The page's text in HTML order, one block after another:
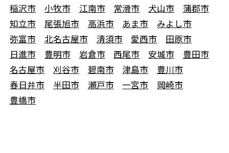
稲沢市
小牧市 江南市 常滑市 犬山市
蒲郡市
知立市
尾張旭市 高浜市 あま市
みよし市
弥富市
北名古屋市 清須市 愛西市
田原市
日進市
豊明市 岩倉市 西尾市 安城市
豊田市
名古屋市
刈谷市 碧南市 津島市
豊川市
春日井市
半田市 瀬戸市 一宮市
岡崎市
豊橋市